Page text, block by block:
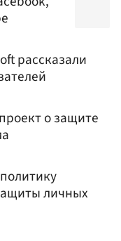
рассказали
о защите
личных